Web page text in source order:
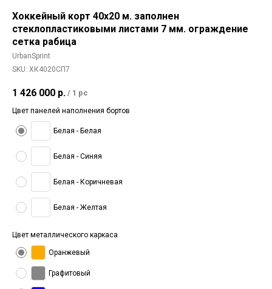
Хоккейный корт 40х20 м. заполнен
стеклопластиковыми листами 7 мм. ограждение
сетка рабица
UrbanSprint
SKU: ХК4020СП7
1 426 000 р. / 1 pc
Цвет панелей наполнения бортов
Белая - Белая
Белая - Синяя
Белая - Коричневая
Белая - Желтая
Цвет металлического каркаса
Оранжевый
Графитовый